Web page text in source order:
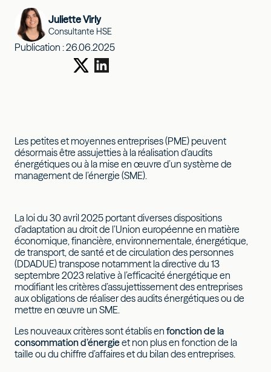
Juliette Virly
Consultante HSE
Publication :26.06.2025
Les petites et moyennes entreprises (PME) peuvent
désormais être assujetties à la réalisation d’audits
énergétiques ou à la mise en œuvre d’un système de
management de l’énergie (SME).
La loi du 30 avril 2025 portant diverses dispositions
d’adaptation au droit de l’Union européenne en matière
économique, financière, environnementale, énergétique,
de transport, de santé et de circulation des personnes
(DDADUE) transpose notamment la directive du 13
septembre 2023 relative à l’efficacité énergétique en
modifiant les critères d’assujettissement des entreprises
aux obligations de réaliser des audits énergétiques ou de
mettre en œuvre un SME.
Les nouveaux critères sont établis en fonction de la
consommation d’énergieet non plus en fonction de la
taille ou du chiffre d’affaires et du bilan des entreprises.